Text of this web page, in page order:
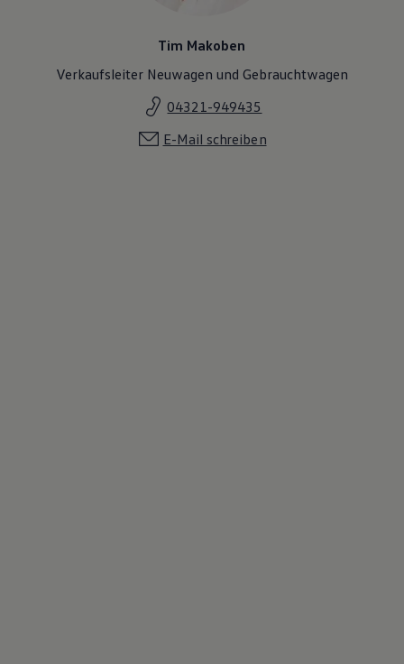
Tim Makoben
Verkaufsleiter Neuwagen und Gebrauchtwagen
04321-949435
E-Mail schreiben